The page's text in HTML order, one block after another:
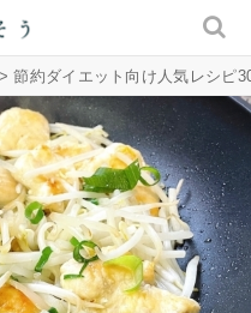
> 節約ダイエット向け人気レシピ